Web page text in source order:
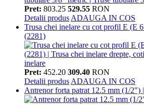
Pret: 803.25 529.55 RON
Detalii produs ADAUGA IN COS
Trusa chei inelare cu cot profil E (E
(2281)
Pret: 452.20 309.40 RON
Detalii produs ADAUGA IN COS
Antrenor forta patrat 12.5 mm (1/2")